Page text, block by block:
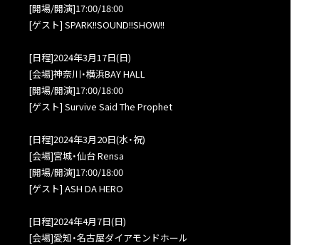
[開場/開演]17:00/18:00
[ゲスト] SPARK!!SOUND!!SHOW!!
[日程]2024年3月17日(日)
[会場]神奈川・横浜BAY HALL
[開場/開演]17:00/18:00
[ゲスト] Survive Said The Prophet
[日程]2024年3月20日(水・祝)
[会場]宮城・仙台 Rensa
[開場/開演]17:00/18:00
[ゲスト] ASH DA HERO
[日程]2024年4月7日(日)
[会場]愛知・名古屋ダイアモンドホール